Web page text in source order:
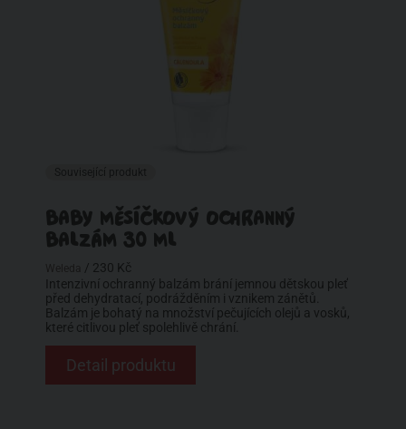
BABY MĚSÍČKOVÝ OCHRANNÝ
BALZÁM 30 ML
/ 230 Kč
Intenzivní ochranný balzám brání jemnou dětskou pleť
před dehydratací, podrážděním i vznikem zánětů.
Balzám je bohatý na množství pečujících olejů a vosků,
které citlivou pleť spolehlivě chrání.
Detail produktu